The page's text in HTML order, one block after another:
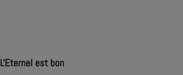
L'Eternel est bon